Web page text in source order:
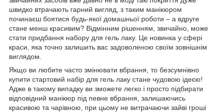
швидко втрачають гарний вигляд, з таким манікюром
починаєш боятися будь-якої домашньої роботи – а вдруге
стане менш красивим? Відмінним рішенням, звичайно, може
стати придбання набору для гель лаку. Це новинка у сфері
краси, яка точно залишить вас задоволеною своїм зовнішнім
виглядом.
Якщо ви любите часто змінювати вбрання, то безсумнівно
купити стартовий набір для гель лаку стане чудовою ідеєю!
Адже в такому випадку ви зможете легко і просто підбирати
відповідний манікюр під певне вбрання, залишаючись
красивою та чарівною, при цьому не витрачаючи зайві гроші